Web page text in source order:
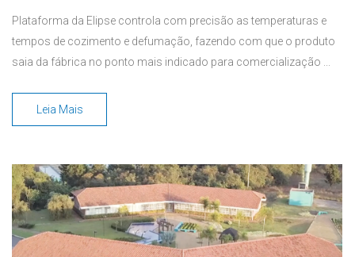
Plataforma da Elipse controla com precisão as temperaturas e
tempos de cozimento e defumação, fazendo com que o produto
saia da fábrica no ponto mais indicado para comercialização ...
Leia Mais